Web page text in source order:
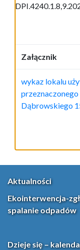
Załącznik
wykaz lokalu
Dąbrowskiego
Aktualności
Ekointerwencja-
spalanie odpadów
Dzieje się –